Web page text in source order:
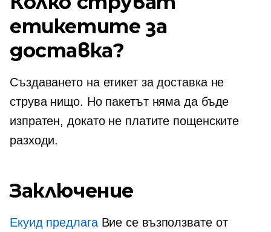
етикетите за
доставка?
Създаването на етикет за доставка не
струва нищо. Но пакетът няма да бъде
изпратен, докато не платите пощенските
разходи.
Заключение
Екуид предлагаВие се възползвате от